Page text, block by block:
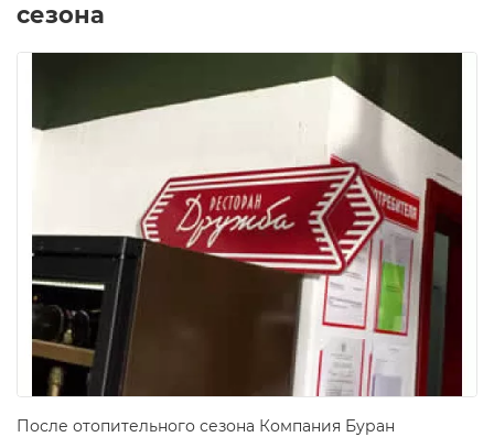
сезона
После отопительного сезона Компания Буран